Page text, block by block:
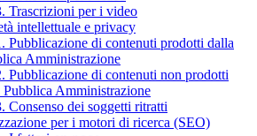
Trascrizioni per i video
intellettuale e privacy
Pubblicazione di contenuti prodotti dalla
Amministrazione
Pubblicazione di contenuti non prodotti
Pubblica Amministrazione
Consenso dei soggetti ritratti
per i motori di ricerca (SEO)